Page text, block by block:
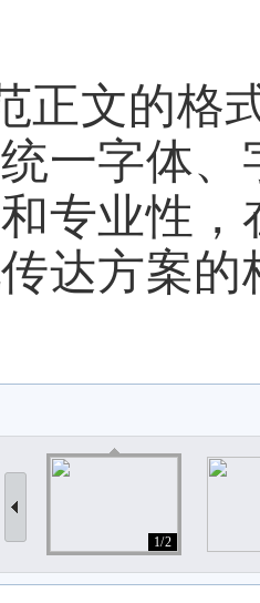
正文的格
一字体
专业性
达方案的
1/2